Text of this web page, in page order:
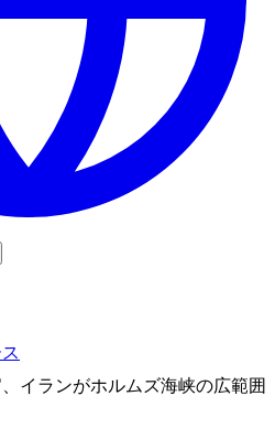
イランがホルムズ海峡の広範囲